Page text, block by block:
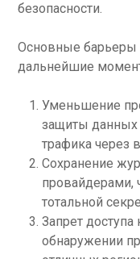
безопасности.
Основные барьеры
дальнейшие
Уменьшение
защиты данных
трафика через
Сохранение
провайдерами,
тотальной
Запрет
обнаружении